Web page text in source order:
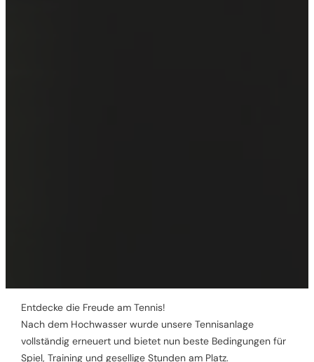
Entdecke die Freude am Tennis!
Nach dem Hochwasser wurde unsere Tennisanlage
vollständig erneuert und bietet nun beste Bedingungen für
Spiel, Training und gesellige Stunden am Platz.